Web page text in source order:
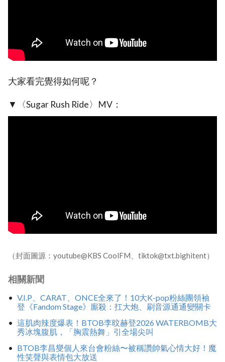
大家看完覺得如何呢？
▼〈Sugar Rush Ride〉MV：
（封面圖源：youtube@KBS CoolFM、tiktok@txt.bighitent）
相關新聞
V.I.P、CARAT、ONCE全來了！10大K-pop粉絲團領袖
登《Fandom Stage》廝殺：扛大炮、刷音源通通變關卡
這肌肉辣度爆表！BTOB李旼赫登2026 WATERBOMB大
秀冰塊腹肌，「胸震熱舞」引全場尖叫
BTOB李昌燮個人來台會粉絲〜被稱讚帥氣心情大好！魔
性笑聲與表情包大放送